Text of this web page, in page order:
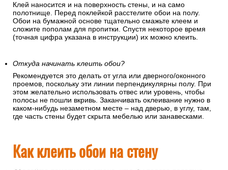
Клей наносится и на поверхность стены, и на само
полотнище. Перед поклейкой расстелите обои на полу.
Обои на бумажной основе тщательно смажьте клеем и
сложите пополам для пропитки. Спустя некоторое время
(точная цифра указана в инструкции) их можно клеить.
Откуда начинать клеить обои?
Рекомендуется это делать от угла или дверного/оконного
проемов, поскольку эти линии перпендикулярны полу. При
этом желательно использовать отвес или уровень, чтобы
полосы не пошли вкривь. Заканчивать оклеивание нужно в
каком-нибудь незаметном месте – над дверью, в углу, там,
где часть стены будет скрыта мебелью или занавесками.
Как клеить обои на стену